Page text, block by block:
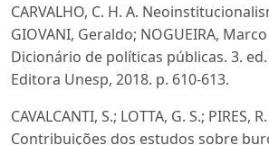
CARVALHO, C. H. A.
GIOVANI, Geraldo; NOGUEIRA,
Dicionário de políticas públicas. 3. ed.
Editora Unesp, 2018. p. 610-613.
CAVALCANTI, S.; LOTTA, G. S.; PIRES,
Contribuições dos estudos sobre